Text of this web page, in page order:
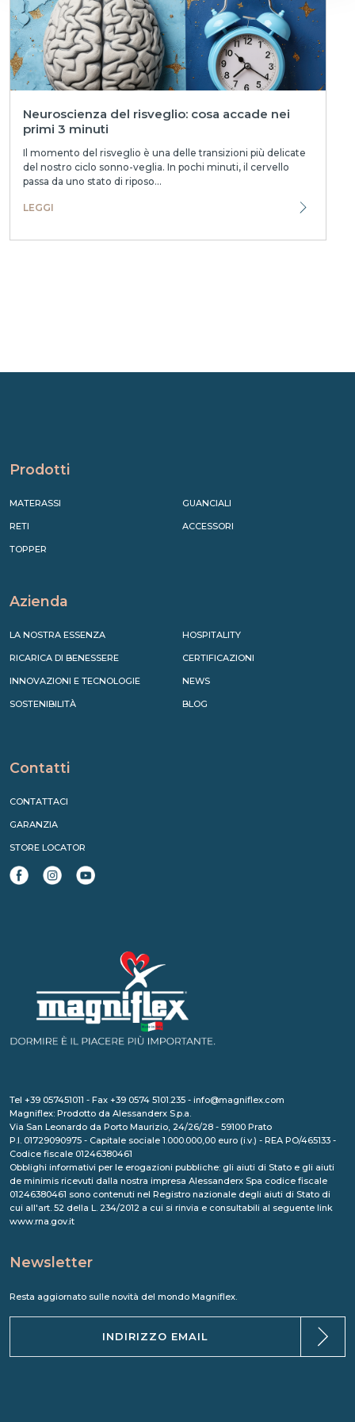
Neuroscienza del risveglio: cosa accade nei
primi 3 minuti
Il momento del risveglio è una delle transizioni più delicate
del nostro ciclo sonno-veglia. In pochi minuti, il cervello
passa da uno stato di riposo...
LEGGI
Prodotti
MATERASSI
RETI
TOPPER
GUANCIALI
ACCESSORI
Azienda
LA NOSTRA ESSENZA
RICARICA DI BENESSERE
INNOVAZIONI E TECNOLOGIE
SOSTENIBILITÀ
HOSPITALITY
CERTIFICAZIONI
NEWS
BLOG
Contatti
CONTATTACI
GARANZIA
STORE LOCATOR
Tel +39 057451011 - Fax +39 0574 5101.235 - info@magniflex.com
Magniflex: Prodotto da Alessanderx S.p.a.
Via San Leonardo da Porto Maurizio, 24/26/28 - 59100 Prato
P.I. 01729090975 - Capitale sociale 1.000.000,00 euro (i.v.) - REA PO/465133 -
Codice fiscale 01246380461
Obblighi informativi per le erogazioni pubbliche: gli aiuti di Stato e gli aiuti
de minimis ricevuti dalla nostra impresa Alessanderx Spa codice fiscale
01246380461 sono contenuti nel Registro nazionale degli aiuti di Stato di
cui all'art. 52 della L. 234/2012 a cui si rinvia e consultabili al seguente link
www.rna.gov.it
Newsletter
Resta aggiornato sulle novità del mondo Magniflex.